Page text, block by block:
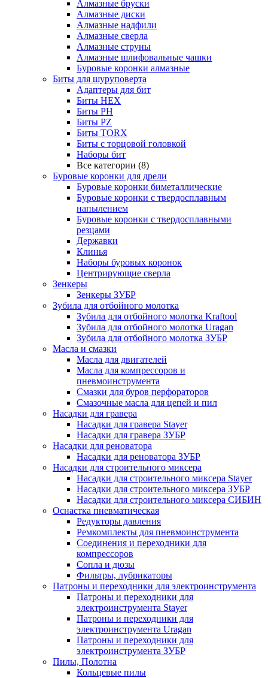
Алмазные бруски
Алмазные диски
Алмазные надфили
Алмазные сверла
Алмазные струны
Алмазные шлифовальные чашки
Буровые коронки алмазные
Биты для шуруповерта
Адаптеры для бит
Биты HEX
Биты PH
Биты PZ
Биты TORX
Биты с торцовой головкой
Наборы бит
Все категории (8)
Буровые коронки для дрели
Буровые коронки биметаллические
Буровые коронки с твердосплавным
напылением
Буровые коронки с твердосплавными
резцами
Державки
Клинья
Наборы буровых коронок
Центрирующие сверла
Зенкеры
Зенкеры ЗУБР
Зубила для отбойного молотка
Зубила для отбойного молотка Kraftool
Зубила для отбойного молотка Uragan
Зубила для отбойного молотка ЗУБР
Масла и смазки
Масла для двигателей
Масла для компрессоров и
пневмоинструмента
Смазки для буров перфораторов
Смазочные масла для цепей и пил
Насадки для гравера
Насадки для гравера Stayer
Насадки для гравера ЗУБР
Насадки для реноватора
Насадки для реноватора ЗУБР
Насадки для строительного миксера
Насадки для строительного миксера Stayer
Насадки для строительного миксера ЗУБР
Насадки для строительного миксера СИБИН
Оснастка пневматическая
Редукторы давления
Ремкомплекты для пневмоинструмента
Соединения и переходники для
компрессоров
Сопла и дюзы
Фильтры, лубрикаторы
Патроны и переходники для электроинструмента
Патроны и переходники для
электроинструмента Stayer
Патроны и переходники для
электроинструмента Uragan
Патроны и переходники для
электроинструмента ЗУБР
Пилы, Полотна
Кольцевые пилы